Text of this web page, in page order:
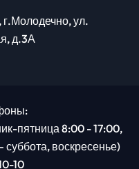
ул.
д.3А
пятница 8:00 - 17:00,
воскресенье)
10